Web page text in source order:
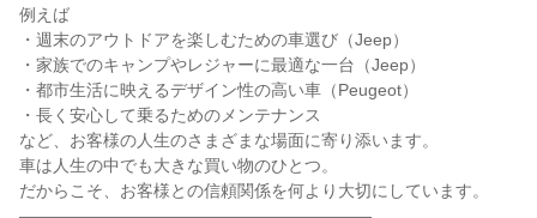
例えば
・週末のアウトドアを楽しむための車選び（Jeep）
・家族でのキャンプやレジャーに最適な一台（Jeep）
・都市生活に映えるデザイン性の高い車（Peugeot）
・長く安心して乗るためのメンテナンス
など、お客様の人生のさまざまな場面に寄り添います。
車は人生の中でも大きな買い物のひとつ。
だからこそ、お客様との信頼関係を何より大切にしています。